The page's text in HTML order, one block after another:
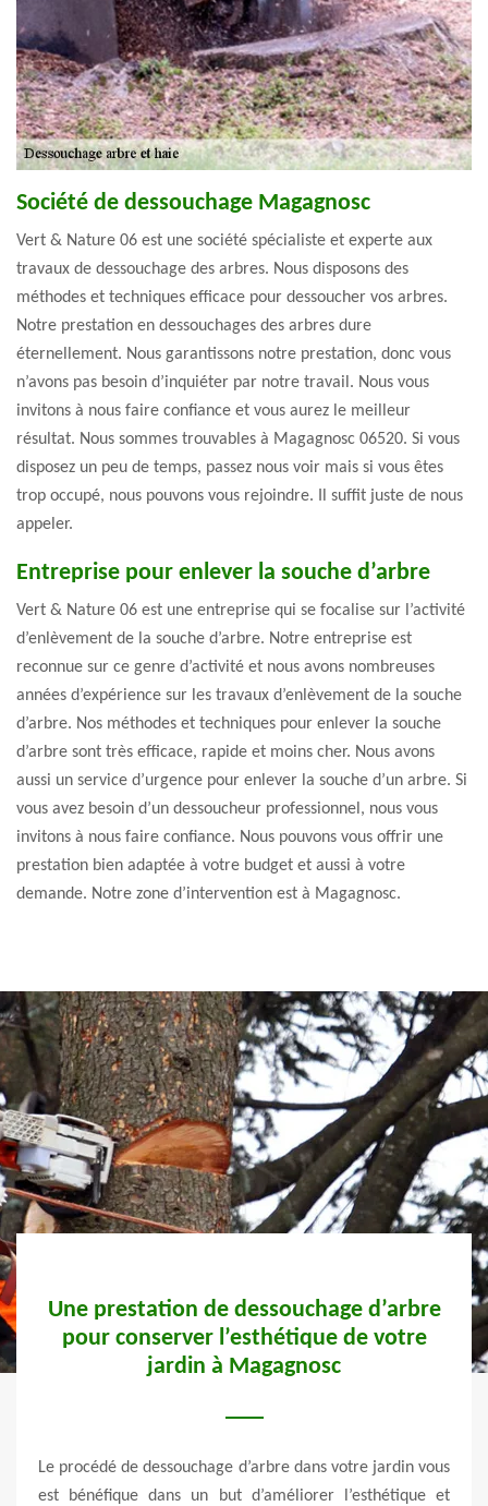
Société de dessouchage Magagnosc
Vert & Nature 06 est une société spécialiste et experte aux
travaux de dessouchage des arbres. Nous disposons des
méthodes et techniques efficace pour dessoucher vos arbres.
Notre prestation en dessouchages des arbres dure
éternellement. Nous garantissons notre prestation, donc vous
n’avons pas besoin d’inquiéter par notre travail. Nous vous
invitons à nous faire confiance et vous aurez le meilleur
résultat. Nous sommes trouvables à Magagnosc 06520. Si vous
disposez un peu de temps, passez nous voir mais si vous êtes
trop occupé, nous pouvons vous rejoindre. Il suffit juste de nous
appeler.
Entreprise pour enlever la souche d’arbre
Vert & Nature 06 est une entreprise qui se focalise sur l’activité
d’enlèvement de la souche d’arbre. Notre entreprise est
reconnue sur ce genre d’activité et nous avons nombreuses
années d’expérience sur les travaux d’enlèvement de la souche
d’arbre. Nos méthodes et techniques pour enlever la souche
d’arbre sont très efficace, rapide et moins cher. Nous avons
aussi un service d’urgence pour enlever la souche d’un arbre. Si
vous avez besoin d’un dessoucheur professionnel, nous vous
invitons à nous faire confiance. Nous pouvons vous offrir une
prestation bien adaptée à votre budget et aussi à votre
demande. Notre zone d’intervention est à Magagnosc.
Une prestation de dessouchage d’arbre
pour conserver l’esthétique de votre
jardin à Magagnosc
Le procédé de dessouchage d’arbre dans votre jardin vous
est bénéfique dans un but d’améliorer l’esthétique et